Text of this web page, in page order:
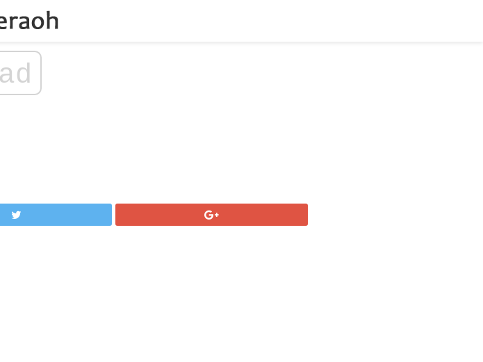
ad